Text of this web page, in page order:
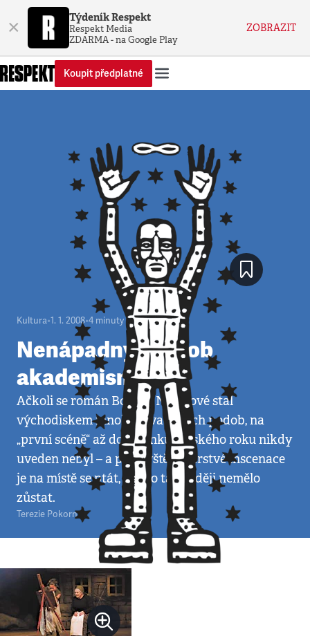
× Týdeník Respekt
Respekt Media
ZDARMA - na Google Play
ZOBRAZIT
Koupit předplatné
Kultura•1. 1. 2008•4 minuty
Nenápadný způsob
akademismu
Ačkoli se román Boženy Němcové stal
východiskem mnoha divadelních podob, na
„první scéně“ až do sklonku loňského roku nikdy
uveden nebyl – a po návštěvě čerstvé inscenace
je na místě se ptát, zda to tak raději nemělo
zůstat.
Terezie Pokorná